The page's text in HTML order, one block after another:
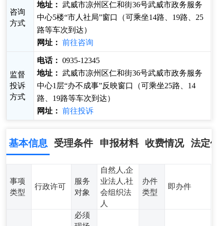
咨询
方式
地址： 武威市凉州区仁和街36号武威市政务服务
中心5楼“市人社局”窗口（可乘坐14路、19路、25
路等车次到达）
网址： 前往咨询
监督
投诉
方式
电话： 0935-12345
地址： 武威市凉州区仁和街36号武威市政务服务
中心1层“办不成事”反映窗口（可乘坐25路、14
路、19路等车次到达）
网址： 前往投诉
基本信息 受理条件 申报材料 收费情况 法定
事项
类型
行政许可
服务
对象
自然人,企
业法人,社
会组织法
人
办件
类型
即办件
必须